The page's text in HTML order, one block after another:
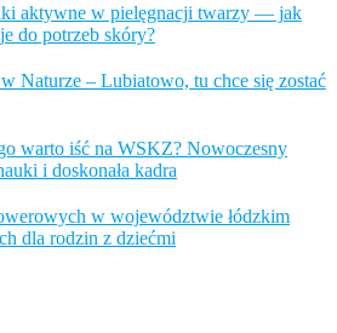
aktywne w pielęgnacji twarzy — jak
do potrzeb skóry?
Naturze – Lubiatowo, tu chce się zostać
warto iść na WSKZ? Nowoczesny
i doskonała kadra
w województwie łódzkim
dla rodzin z dziećmi